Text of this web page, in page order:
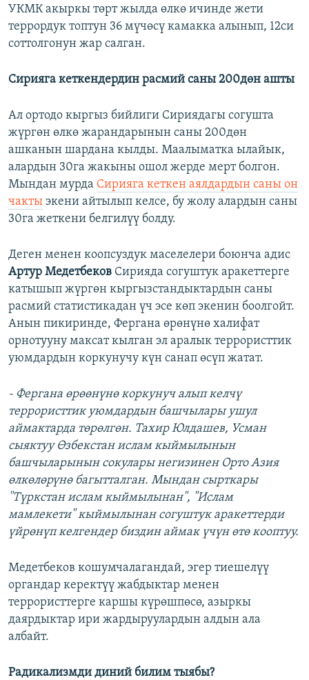
УКМК акыркы төрт жылда өлкө ичинде жети
террордук топтун 36 мүчөсү камакка алынып, 12си
соттолгонун жар салган.
Сирияга кеткендердин расмий саны 200дөн ашты
Ал ортодо кыргыз бийлиги Сириядагы согушта
жүргөн өлкө жарандарынын саны 200дөн
ашканын шардана кылды. Маалыматка ылайык,
алардын 30га жакыны ошол жерде мерт болгон.
Мындан мурда Сирияга кеткен аялдардын саны он
чакты экени айтылып келсе, бу жолу алардын саны
30га жеткени белгилүү болду.
Деген менен коопсуздук маселелери боюнча адис
Артур Медетбеков Сирияда согуштук аракеттерге
катышып жүргөн кыргызстандыктардын саны
расмий статистикадан үч эсе көп экенин боолгойт.
Анын пикиринде, Фергана өрөнүнө халифат
орнотууну максат кылган эл аралык террористтик
уюмдардын коркунучу күн санап өсүп жатат.
- Фергана өрөөнүнө коркунуч алып келчү
террористтик уюмдардын башчылары ушул
аймактарда төрөлгөн. Тахир Юлдашев, Усман
сыяктуу Өзбекстан ислам кыймылынын
башчыларынын сокулары негизинен Орто Азия
өлкөлөрүнө багытталган. Мындан сырткары
"Түркстан ислам кыймылынан", "Ислам
мамлекети" кыймылынан согуштук аракеттерди
үйрөнүп келгендер биздин аймак үчүн өтө кооптуу.
Медетбеков кошумчалагандай, эгер тиешелүү
органдар керектүү жабдыктар менен
террористтерге каршы күрөшпөсө, азыркы
даярдыктар ири жардыруулардын алдын ала
албайт.
Радикализмди диний билим тыябы?